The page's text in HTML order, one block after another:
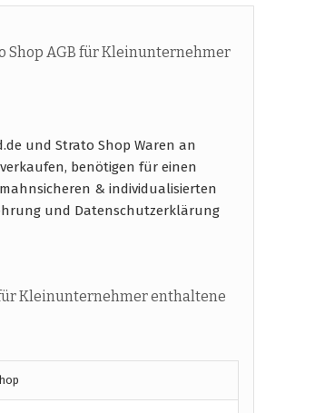
Shop AGB für Kleinunternehmer
und Strato Shop Waren an
verkaufen, benötigen für einen
& individualisierten
und Datenschutzerklärung
Kleinunternehmer enthaltene